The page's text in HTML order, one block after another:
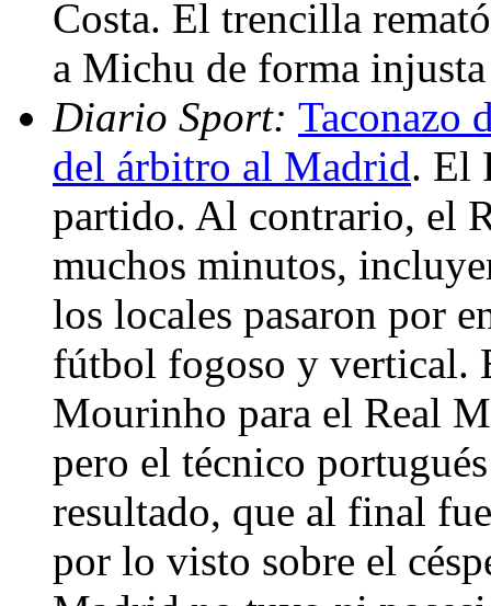
Costa. El trencilla
a Michu de forma
Diario Sport: Taconazo
del árbitro al Madrid. El
partido. Al contrario, el
muchos minutos,
los locales pasaron por
fútbol fogoso y vertical.
Mourinho para el Real
pero el técnico
resultado, que al final
por lo visto sobre el